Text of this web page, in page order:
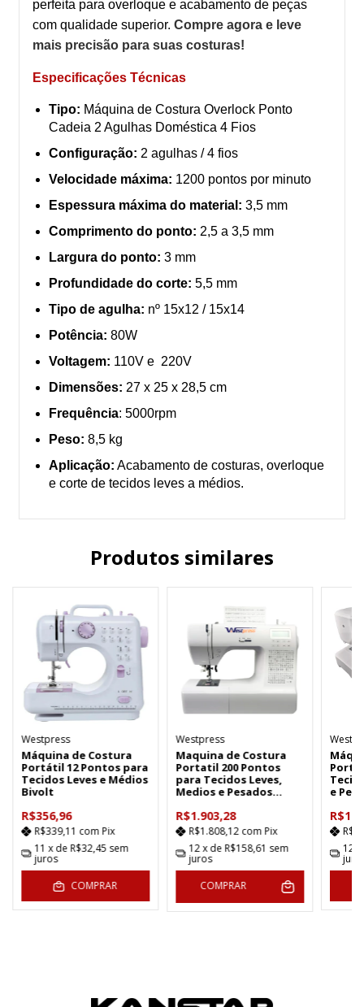
perfeita para overloque e acabamento de peças
com qualidade superior. Compre agora e leve
mais precisão para suas costuras!
Especificações Técnicas
Tipo: Máquina de Costura Overlock Ponto
Cadeia 2 Agulhas Doméstica 4 Fios
Configuração: 2 agulhas / 4 fios
Velocidade máxima: 1200 pontos por minuto
Espessura máxima do material: 3,5 mm
Comprimento do ponto: 2,5 a 3,5 mm
Largura do ponto: 3 mm
Profundidade do corte: 5,5 mm
Tipo de agulha: nº 15x12 / 15x14
Potência: 80W
Voltagem: 110V e 220V
Dimensões: 27 x 25 x 28,5 cm
Frequência: 5000rpm
Peso: 8,5 kg
Aplicação: Acabamento de costuras, overloque
e corte de tecidos leves a médios.
Produtos similares
Westpress
Máquina de Costura
Portátil 12 Pontos para
Tecidos Leves e Médios
Bivolt
R$356,96
R$339,11 com Pix
11 x de R$32,45 sem
juros
COMPRAR
Westpress
Maquina de Costura
Portatil 200 Pontos
para Tecidos Leves,
Medios e Pesados
R$1.903,28
R$1.808,12 com Pix
12x de R$158,61 sem
juros
COMPRAR
e
12